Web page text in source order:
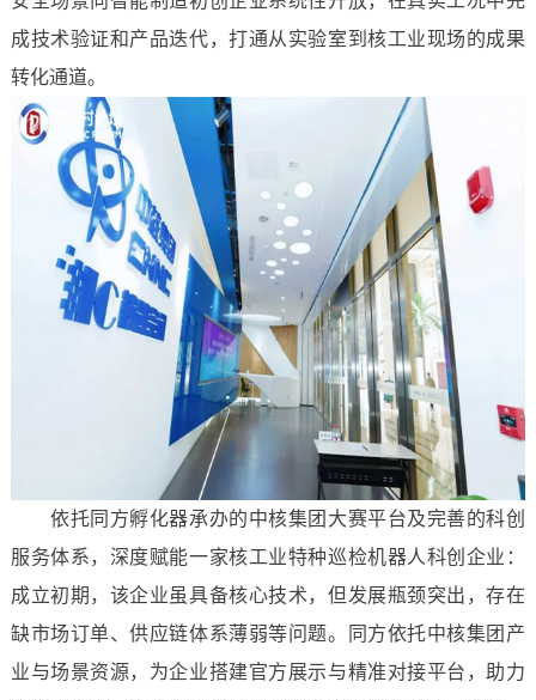
成技术验证和产品迭代，打通从实验室到核工业现场的成果
转化通道。
依托同方孵化器承办的中核集团大赛平台及完善的科创
服务体系，深度赋能一家核工业特种巡检机器人科创企业：
成立初期，该企业虽具备核心技术，但发展瓶颈突出，存在
缺市场订单、供应链体系薄弱等问题。同方依托中核集团产
业与场景资源，为企业搭建官方展示与精准对接平台，助力